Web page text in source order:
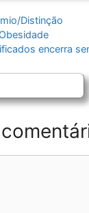
Distinção
encerra